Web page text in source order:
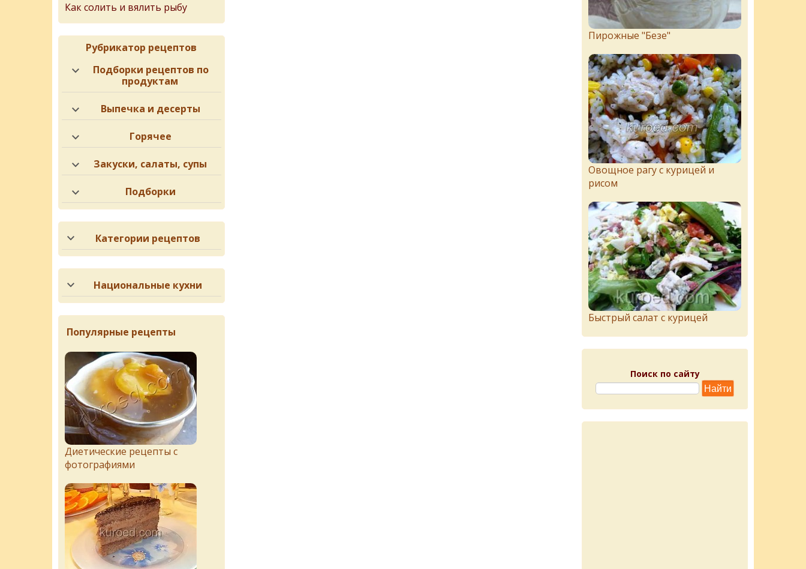
Как солить и вялить рыбу
Рубрикатор рецептов
Подборки рецептов по
продуктам
Выпечка и десерты
Горячее
Закуски, салаты, супы
Подборки
Категории рецептов
Национальные кухни
Популярные рецепты
Диетические рецепты с
фотографиями
Пирожныe "Бeзe"
Овощное рагу с курицей и
рисом
Быстрый салат с курицей
Поиск по сайту